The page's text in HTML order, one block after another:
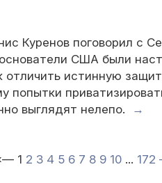
Куренов поговорил с
США были
отличить истинную
попытки
выглядят нелепо.
→
1 2 3 4 5 6 7 8 9 10 ... 172